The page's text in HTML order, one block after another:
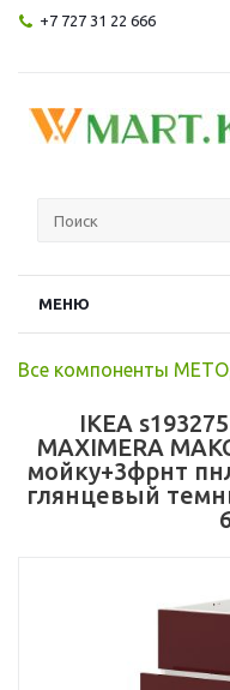
+7 727 31 22 666
МЕНЮ
Все компоненты
IKEA
MAXIMERA
мойку+3фрнт
глянцевый